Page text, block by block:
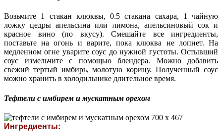
Возьмите 1 стакан клюквы, 0.5 стакана сахара, 1 чайную
ложку цедры апельсина или лимона, апельсиновый сок и
красное вино (по вкусу). Смешайте все ингредиенты,
поставьте на огонь и варите, пока клюква не лопнет. На
медленном огне уварите соус до нужной густоты. Остывший
соус измельчите с помощью блендера. Можно добавить
свежий тертый имбирь, молотую корицу. Полученный соус
можно хранить в холодильнике длительное время.
Тефтели с имбирем и мускатным орехом
Ингредиенты: